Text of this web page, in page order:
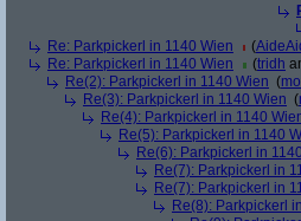
Re: Parkpickerl in 1140 Wien
(
Re: Parkpickerl in 1140 Wien
(tridh
Re(2): Parkpickerl in 1140 Wien (
Re(3): Parkpickerl in 1140 Wien (
Re(4): Parkpickerl in 1140
Re(5): Parkpickerl in 1140
Re(6): Parkpickerl in
Re(7): Parkpickerl in
Re(7): Parkpickerl in
Re(8): Parkpickerl